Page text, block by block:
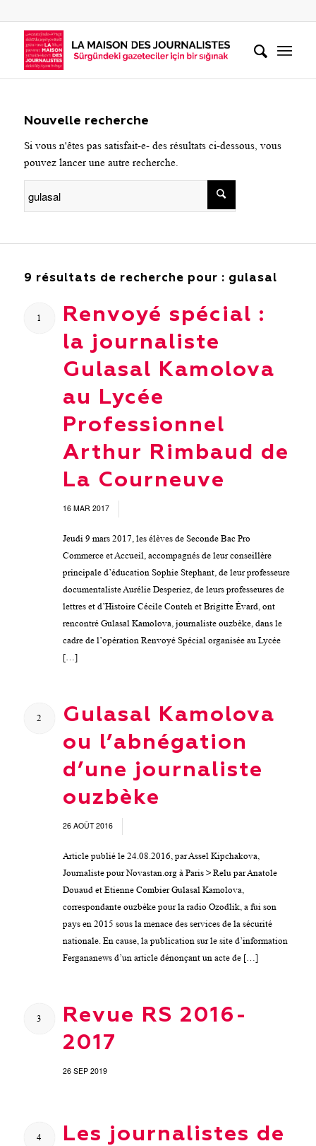
Nouvelle recherche
Si vous n'êtes pas satisfait-e- des résultats ci-dessous, vous
pouvez lancer une autre recherche.
9 résultats de recherche pour : gulasal
1
Renvoyé spécial :
la journaliste
Gulasal Kamolova
au Lycée
Professionnel
Arthur Rimbaud de
La Courneuve
16 MAR 2017
Jeudi 9 mars 2017, les élèves de Seconde Bac Pro
Commerce et Accueil, accompagnés de leur conseillère
principale d’éducation Sophie Stephant, de leur professeure
documentaliste Aurélie Desperiez, de leurs professeures de
lettres et d’Histoire Cécile Conteh et Brigitte Évard, ont
rencontré Gulasal Kamolova, journaliste ouzbèke, dans le
cadre de l’opération Renvoyé Spécial organisée au Lycée
[…]
2
Gulasal Kamolova
ou l’abnégation
d’une journaliste
ouzbèke
26 AOÛT 2016
Article publié le 24.08.2016, par Assel Kipchakova,
Journaliste pour Novastan.org à Paris > Relu par Anatole
Douaud et Etienne Combier Gulasal Kamolova,
correspondante ouzbèke pour la radio Ozodlik, a fui son
pays en 2015 sous la menace des services de la sécurité
nationale. En cause, la publication sur le site d’information
Fergananews d’un article dénonçant un acte de […]
3
Revue RS 2016-
2017
26 SEP 2019
4
Les journalistes de